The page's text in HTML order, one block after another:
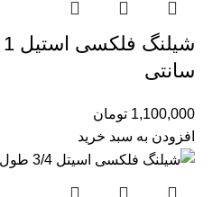
سانتی
1,100,000 تومان
افزودن به سبد خرید